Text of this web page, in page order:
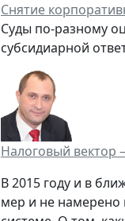
Снятие
Суды по-разному
субсидиарной
Налоговый вектор
В 2015 году и в
мер и не намерено